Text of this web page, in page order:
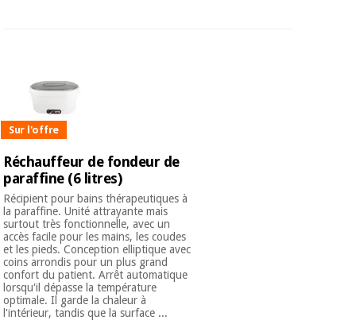
Sur l'offre
Réchauffeur de fondeur de
paraffine (6 litres)
Récipient pour bains thérapeutiques à
la paraffine. Unité attrayante mais
surtout très fonctionnelle, avec un
accès facile pour les mains, les coudes
et les pieds. Conception elliptique avec
coins arrondis pour un plus grand
confort du patient. Arrêt automatique
lorsqu'il dépasse la température
optimale. Il garde la chaleur à
l'intérieur, tandis que la surface ...